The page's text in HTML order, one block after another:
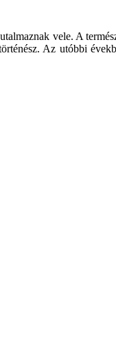
vele. A
Az utóbbi